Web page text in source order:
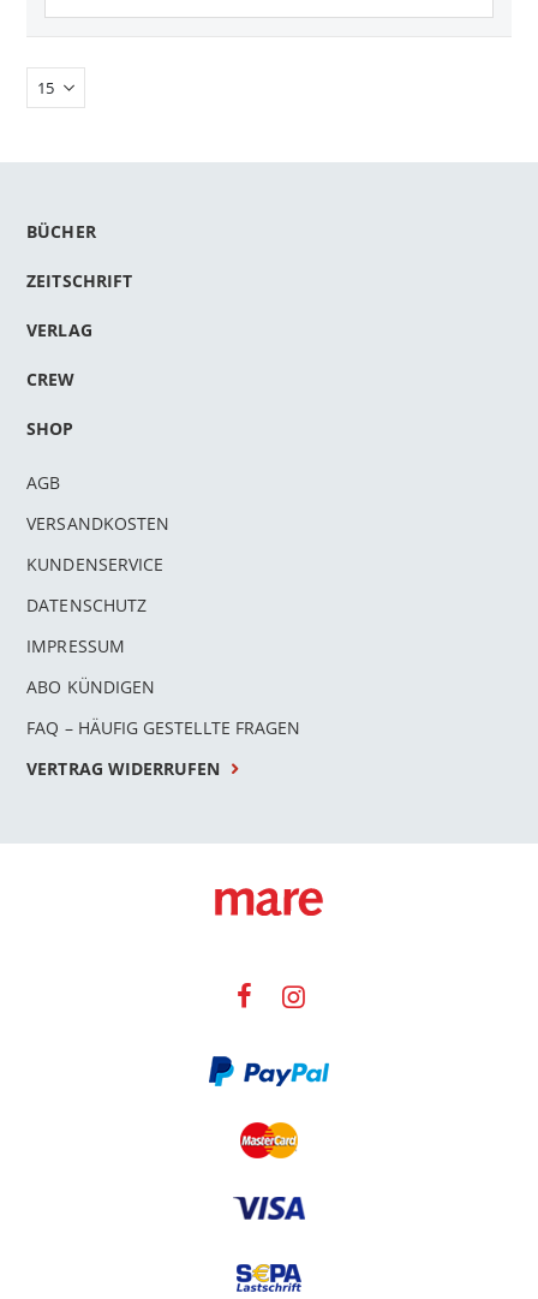
BÜCHER
ZEITSCHRIFT
VERLAG
CREW
SHOP
AGB
VERSANDKOSTEN
KUNDENSERVICE
DATENSCHUTZ
IMPRESSUM
ABO KÜNDIGEN
FAQ – HÄUFIG GESTELLTE FRAGEN
VERTRAG WIDERRUFEN